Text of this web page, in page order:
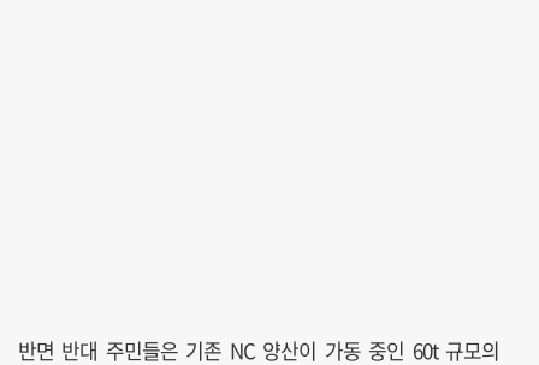
반면 반대 주민들은 기존 NC 양산이 가동 중인 60t 규모의